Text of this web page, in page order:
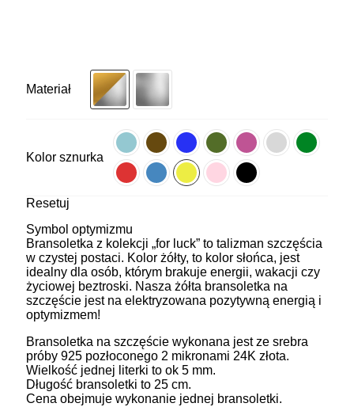
Materiał
Kolor sznurka
Resetuj
Symbol optymizmu
Bransoletka z kolekcji „for luck” to talizman szczęścia
w czystej postaci. Kolor żółty, to kolor słońca, jest
idealny dla osób, którym brakuje energii, wakacji czy
życiowej beztroski. Nasza żółta bransoletka na
szczęście jest na elektryzowana pozytywną energią i
optymizmem!
Bransoletka na szczęście wykonana jest ze srebra
próby 925 pozłoconego 2 mikronami 24K złota.
Wielkość jednej literki to ok 5 mm.
Długość bransoletki to 25 cm.
Cena obejmuje wykonanie jednej bransoletki.